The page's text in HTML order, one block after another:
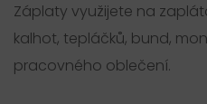
Záplaty využijete na
kalhot, tepláčků, bund,
pracovného oblečení.